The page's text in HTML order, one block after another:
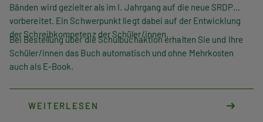
Bänden wird gezielter als im I. Jahrgang auf die neue SRDP
vorbereitet. Ein Schwerpunkt liegt dabei auf der Entwicklung
der Schreibkompetenz der Schüler/innen.
Bei Bestellung über die Schulbuchaktion erhalten Sie und Ihre
Schüler/innen das Buch automatisch und ohne Mehrkosten
auch als E-Book.
WEITERLESEN